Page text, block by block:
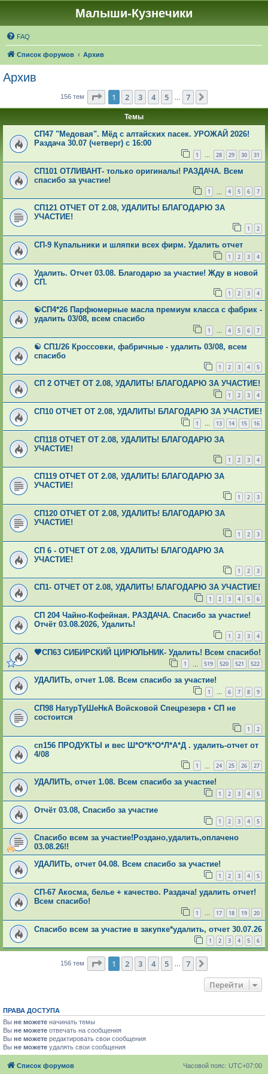
Малыши-Кузнечики
FAQ
Список форумов Архив
Архив
156 тем Страница из
1 2 3 4 5 7
Темы
СП47 "Медовая". Мёд с алтайских пасек. УРОЖАЙ 2026!
Раздача 30.07 (четверг) с 16:00
1 … 28 29 30 31
СП101 ОТЛИВАНТ- только оригиналы! РАЗДАЧА. Всем
спасибо за участие!
1 4 5 6 7
СП121 ОТЧЕТ ОТ 2.08, УДАЛИТЬ! БЛАГОДАРЮ ЗА
УЧАСТИЕ!
1 2
СП-9 Купальники и шляпки всех фирм. Удалить отчет
1 2 3 4
Удалить. Отчет 03.08. Благодарю за участие! Жду в новой
СП.
1 2 3 4
☯СП4*26 Парфюмерные масла премиум класса с фабрик -
удалить 03/08, всем спасибо
1 … 4 5 6 7
☯ СП1/26 Кроссовки, фабричные - удалить 03/08, всем
спасибо
1 2 3 4 5
СП 2 ОТЧЕТ ОТ 2.08, УДАЛИТЬ! БЛАГОДАРЮ ЗА УЧАСТИЕ!
1 2 3 4
СП10 ОТЧЕТ ОТ 2.08, УДАЛИТЬ! БЛАГОДАРЮ ЗА УЧАСТИЕ!
1 … 13 14 15 16
СП118 ОТЧЕТ ОТ 2.08, УДАЛИТЬ! БЛАГОДАРЮ ЗА
УЧАСТИЕ!
1 2 3 4
СП119 ОТЧЕТ ОТ 2.08, УДАЛИТЬ! БЛАГОДАРЮ ЗА
УЧАСТИЕ!
1 2 3
СП120 ОТЧЕТ ОТ 2.08, УДАЛИТЬ! БЛАГОДАРЮ ЗА
УЧАСТИЕ!
1 2 3
СП 6 - ОТЧЕТ ОТ 2.08, УДАЛИТЬ! БЛАГОДАРЮ ЗА
УЧАСТИЕ!
1 2 3
СП1- ОТЧЕТ ОТ 2.08, УДАЛИТЬ! БЛАГОДАРЮ ЗА УЧАСТИЕ!
1 2 3 4 5 6
СП 204 Чайно-Кофейная. РАЗДАЧА. Спасибо за участие!
Отчёт 03.08.2026, Удалить!
1 2 3 4
🤎СП63 СИБИРСКИЙ ЦИРЮЛЬНИК- Удалить! Всем спасибо!
1 519 520 521 522
УДАЛИТЬ, отчет 1.08. Всем спасибо за участие!
1 … 6 7 8 9
СП98 НатурТуШеНкА Войсковой Спецрезерв • СП не
состоится
1 2
сп156 ПРОДУКТЫ и вес Ш*О*К*О*Л*А*Д . удалить-отчет от
4/08
1 24 25 26 27
УДАЛИТЬ, отчет 1.08. Всем спасибо за участие!
1 2 3 4 5
Отчёт 03.08, Спасибо за участие
1 2 3 4 5
Спасибо всем за участие!Роздано,удалить,оплачено
03.08.26!!
УДАЛИТЬ, отчет 04.08. Всем спасибо за участие!
1 2 3 4 5
СП-67 Акосма, белье + качество. Раздача! удалить отчет!
Всем спасибо!
1 … 17 18 19 20
Спасибо всем за участие в закупке*удалить, отчет 30.07.26
1 2 3 4 5 6
156 тем Страница из
1 2 3 4 5 7
Перейти
ПРАВА ДОСТУПА
Вы не можете начинать темы
Вы не можете отвечать на сообщения
Вы не можете редактировать свои сообщения
Вы не можете удалять свои сообщения
Список форумов Часовой пояс: UTC+07:00